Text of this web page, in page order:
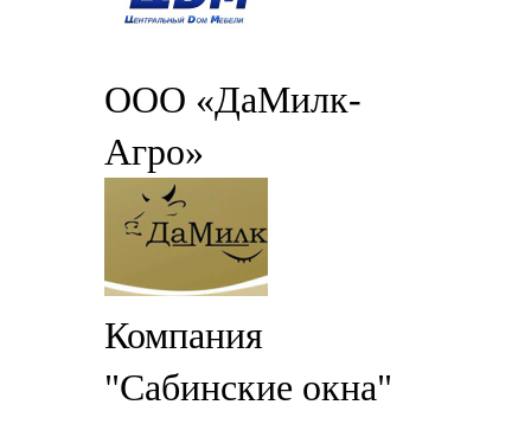
ООО «ДаМилк-
Агро»
Компания
"Сабинские окна"